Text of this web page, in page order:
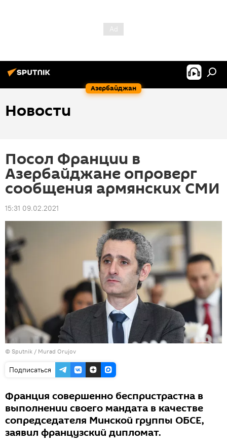
Азербайджан
Новости
Посол Франции в
Азербайджане опроверг
сообщения армянских СМИ
15:31 09.02.2021
© Sputnik / Murad Orujov
Подписаться
Франция совершенно беспристрастна в
выполнении своего мандата в качестве
сопредседателя Минской группы ОБСЕ,
заявил французский дипломат.